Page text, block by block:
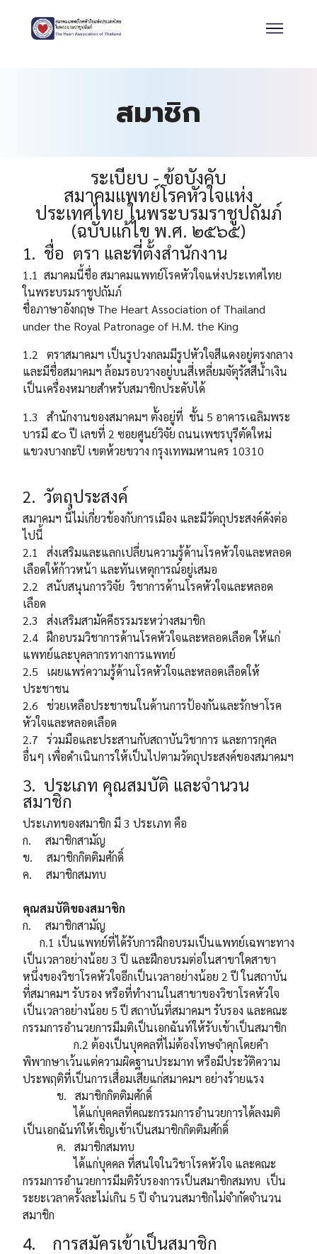
สมาชิก
ระเบียบ - ข้อบังคับ
สมาคมแพทย์โรคหัวใจแห่ง
ประเทศไทย ในพระบรมราชูปถัมภ์
(ฉบับแก้ไข พ.ศ. ๒๕๖๕)
1. ชื่อ ตรา และที่ตั้งสำนักงาน
1.1 สมาคมนี้ชื่อ สมาคมแพทย์โรคหัวใจแห่งประเทศไทย
ในพระบรมราชูปถัมภ์
ชื่อภาษาอังกฤษ The Heart Association of Thailand
under the Royal Patronage of H.M. the King
1.2 ตราสมาคมฯ เป็นรูปวงกลมมีรูปหัวใจสีแดงอยู่ตรงกลาง
และมีชื่อสมาคมฯ ล้อมรอบวางอยู่บนสี่เหลี่ยมจัตุรัสสีน้ำเงิน
เป็นเครื่องหมายสำหรับสมาชิกประดับได้
1.3 สำนักงานของสมาคมฯ ตั้งอยู่ที่ ชั้น 5 อาคารเฉลิมพระ
บารมี ๕๐ ปี เลขที่ 2 ซอยศูนย์วิจัย ถนนเพชรบุรีตัดใหม่
แขวงบางกะปิ เขตห้วยขวาง กรุงเทพมหานคร 10310
2. วัตถุประสงค์
สมาคมฯ นี้ไม่เกี่ยวข้องกับการเมือง และมีวัตถุประสงค์ดังต่อ
ไปนี้
2.1 ส่งเสริมและแลกเปลี่ยนความรู้ด้านโรคหัวใจและหลอด
เลือดให้ก้าวหน้า และทันเหตุการณ์อยู่เสมอ
2.2 สนับสนุนการวิจัย วิชาการด้านโรคหัวใจและหลอด
เลือด
2.3 ส่งเสริมสามัคคีธรรมระหว่างสมาชิก
2.4 ฝึกอบรมวิชาการด้านโรคหัวใจและหลอดเลือด ให้แก่
แพทย์และบุคลากรทางการแพทย์
2.5 เผยแพร่ความรู้ด้านโรคหัวใจและหลอดเลือดให้
ประชาชน
2.6 ช่วยเหลือประชาชนในด้านการป้องกันและรักษาโรค
หัวใจและหลอดเลือด
2.7 ร่วมมือและประสานกับสถาบันวิชาการ และการกุศล
อื่นๆ เพื่อดำเนินการให้เป็นไปตามวัตถุประสงค์ของสมาคมฯ
3. ประเภท คุณสมบัติ และจำนวน
สมาชิก
ประเภทของสมาชิก มี 3 ประเภท คือ
ก. สมาชิกสามัญ
ข. สมาชิกกิตติมศักดิ์
ค. สมาชิกสมทบ
คุณสมบัติของสมาชิก
ก. สมาชิกสามัญ
ก.1 เป็นแพทย์ที่ได้รับการฝึกอบรมเป็นแพทย์เฉพาะทาง
เป็นเวลาอย่างน้อย 3 ปี และฝึกอบรมต่อในสาขาใดสาขา
หนึ่งของวิชาโรคหัวใจอีกเป็นเวลาอย่างน้อย 2 ปี ในสถาบัน
ที่สมาคมฯ รับรอง หรือที่ทำงานในสาขาของวิชาโรคหัวใจ
เป็นเวลาอย่างน้อย 5 ปี สถาบันที่สมาคมฯ รับรอง และคณะ
กรรมการอำนวยการมีมติเป็นเอกฉันท์ให้รับเข้าเป็นสมาชิก
ก.2 ต้องเป็นบุคคลที่ไม่ต้องโทษจำคุกโดยคำ
พิพากษาเว้นแต่ความผิดฐานประมาท หรือมีประวัติความ
ประพฤติที่เป็นการเสื่อมเสียแก่สมาคมฯ อย่างร้ายแรง
ข. สมาชิกกิตติมศักดิ์
ได้แก่บุคคลที่คณะกรรมการอำนวยการได้ลงมติ
เป็นเอกฉันท์ให้เชิญเข้าเป็นสมาชิกกิตติมศักดิ์
ค. สมาชิกสมทบ
ได้แก่บุคคล ที่สนใจในวิชาโรคหัวใจ และคณะ
กรรมการอำนวยการมีมติรับรองการเป็นสมาชิกสมทบ เป็น
ระยะเวลาครั้งละไม่เกิน 5 ปี จำนวนสมาชิกไม่จำกัดจำนวน
สมาชิก
4. การสมัครเข้าเป็นสมาชิก